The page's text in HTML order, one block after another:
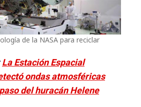
de la NASA para reciclar
La Estación Espacial
ondas atmosféricas
del huracán Helene